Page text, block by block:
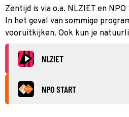
Zentijd is via o.a. NLZIET en
In het geval van sommige
vooruitkijken. Ook kun je
NLZIET
NPO START